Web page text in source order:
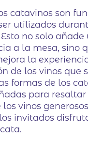
catavinos son
utilizados
no solo añade
a la mesa, sino
la
de los vinos que
formas de los
para resaltar
vinos
invitados